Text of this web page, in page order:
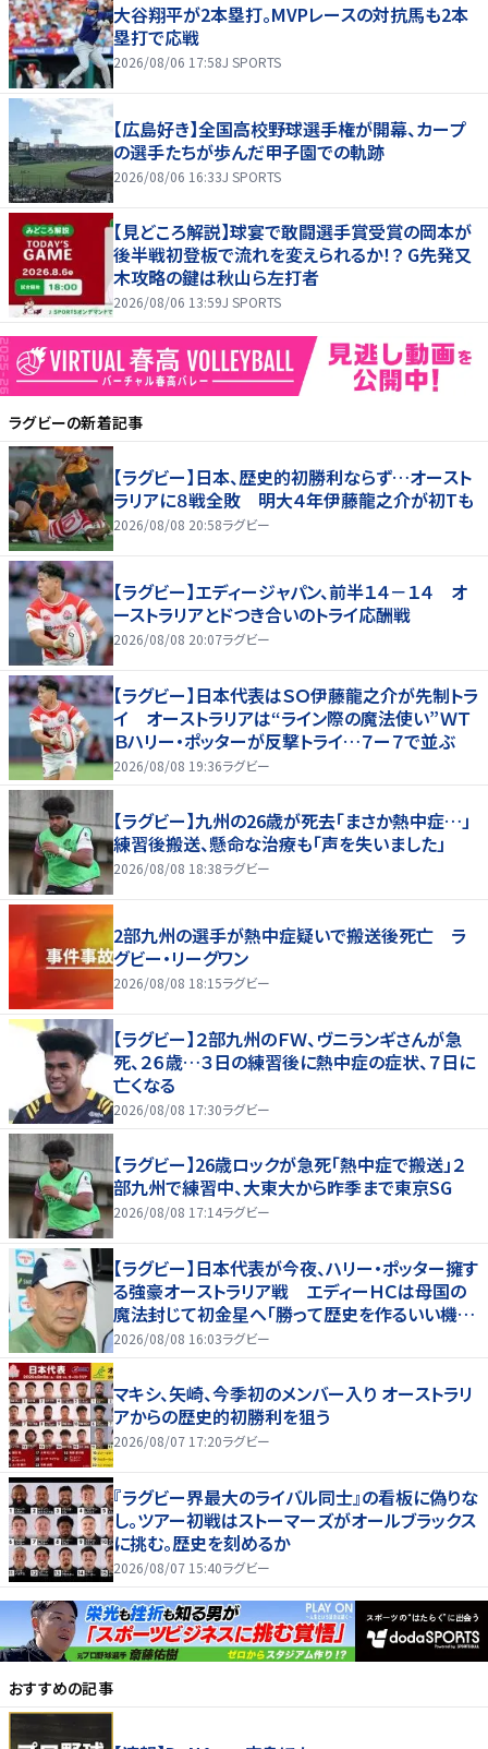
大谷翔平が2本塁打。MVPレースの対抗馬も2本
塁打で応戦
2026/08/06 17:58J SPORTS
【広島好き】全国高校野球選手権が開幕、カープ
の選手たちが歩んだ甲子園での軌跡
2026/08/06 16:33J SPORTS
【見どころ解説】球宴で敢闘選手賞受賞の岡本が
後半戦初登板で流れを変えられるか！？ G先発又
木攻略の鍵は秋山ら左打者
2026/08/06 13:59J SPORTS
ラグビーの新着記事
【ラグビー】日本、歴史的初勝利ならず…オースト
ラリアに８戦全敗 明大４年伊藤龍之介が初Tも
2026/08/08 20:58ラグビー
【ラグビー】エディージャパン、前半１４－１４ オ
ーストラリアとドつき合いのトライ応酬戦
2026/08/08 20:07ラグビー
【ラグビー】日本代表はＳＯ伊藤龍之介が先制トラ
イ オーストラリアは“ライン際の魔法使い”ＷＴ
Ｂハリー・ポッターが反撃トライ…７ー７で並ぶ
2026/08/08 19:36ラグビー
【ラグビー】九州の26歳が死去「まさか熱中症…」
練習後搬送、懸命な治療も「声を失いました」
2026/08/08 18:38ラグビー
2部九州の選手が熱中症疑いで搬送後死亡 ラ
グビー・リーグワン
2026/08/08 18:15ラグビー
【ラグビー】２部九州のＦＷ、ヴニランギさんが急
死、２６歳…３日の練習後に熱中症の症状、７日に
亡くなる
2026/08/08 17:30ラグビー
【ラグビー】26歳ロックが急死「熱中症で搬送」２
部九州で練習中、大東大から昨季まで東京SG
2026/08/08 17:14ラグビー
【ラグビー】日本代表が今夜、ハリー・ポッター擁す
る強豪オーストラリア戦 エディーＨＣは母国の
魔法封じて初金星へ「勝って歴史を作るいい機
会」
2026/08/08 16:03ラグビー
マキシ、矢崎、今季初のメンバー入り オーストラリ
アからの歴史的初勝利を狙う
2026/08/07 17:20ラグビー
『ラグビー界最大のライバル同士』の看板に偽りな
し。ツアー初戦はストーマーズがオールブラックス
に挑む。歴史を刻めるか
2026/08/07 15:40ラグビー
おすすめの記事